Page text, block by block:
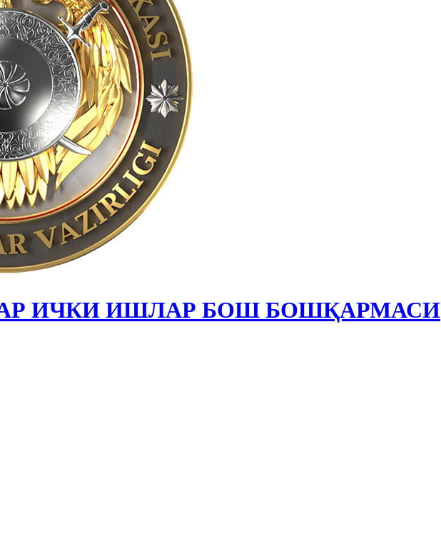
ИЧКИ ИШЛАР БОШ БОШҚАРМАСИ